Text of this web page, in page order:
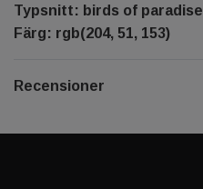
Typsnitt: birds of paradise
Färg: rgb(204, 51, 153)
Recensioner